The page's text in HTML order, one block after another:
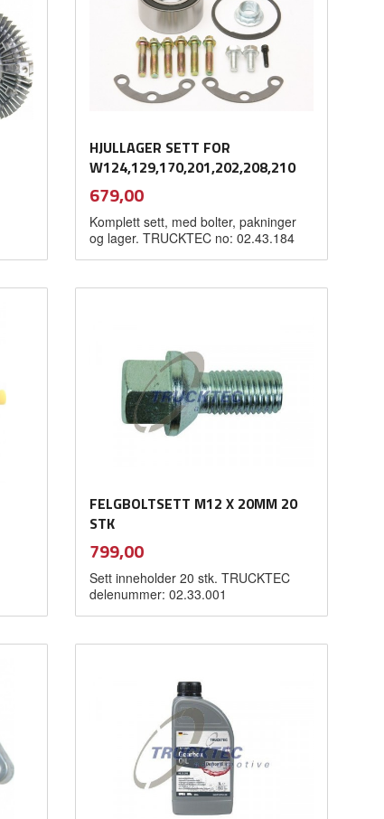
HJULLAGER SETT FOR
W124,129,170,201,202,208,210
Pris
679,00mva.
Komplett sett, med bolter, pakninger
og lager. TRUCKTEC no: 02.43.184
FELGBOLTSETT M12 X 20MM 20
STK
Pris
799,00mva.
Sett inneholder 20 stk. TRUCKTEC
delenummer: 02.33.001